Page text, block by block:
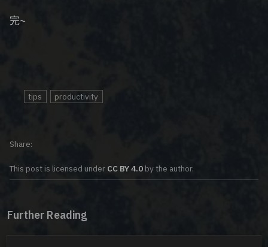
完~
tips productivity
This post is licensed under CC BY 4.0 by the author.
Share
Further Reading